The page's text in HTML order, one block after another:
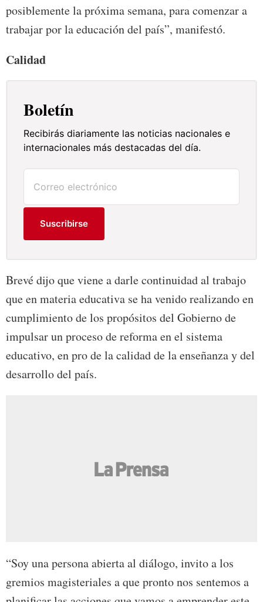
posiblemente la próxima semana, para comenzar a
trabajar por la educación del país”, manifestó.
Calidad
Boletín
Recibirás diariamente las noticias nacionales e
internacionales más destacadas del día.
Suscribirse
Brevé dijo que viene a darle continuidad al trabajo
que en materia educativa se ha venido realizando en
cumplimiento de los propósitos del Gobierno de
impulsar un proceso de reforma en el sistema
educativo, en pro de la calidad de la enseñanza y del
desarrollo del país.
“Soy una persona abierta al diálogo, invito a los
gremios magisteriales a que pronto nos sentemos a